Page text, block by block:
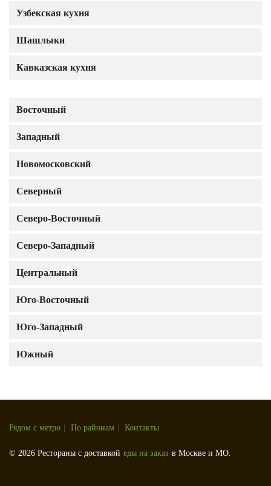
Узбекская кухня
Шашлыки
Кавказская кухня
Восточный
Западный
Новомосковский
Северный
Северо-Восточный
Северо-Западный
Центральный
Юго-Восточный
Юго-Западный
Южный
Рядом с метро По районам Контакты
© 2026 Рестораны с доставкой еды на заказ в Москве и МО.